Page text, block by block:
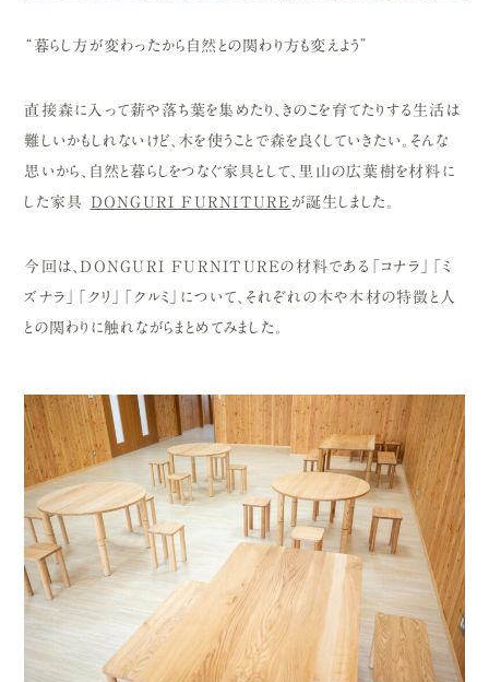
“暮らし方が変わったから自然との関わり方も変えよう”
直接森に入って薪や落ち葉を集めたり、きのこを育てたりする生活は
難しいかもしれないけど、木を使うことで森を良くしていきたい。そんな
思いから、自然と暮らしをつなぐ家具として、里山の広葉樹を材料に
した家具
DONGURI FURNITURE が誕生しました。
今回は、DONGURI FURNITUREの材料である「コナラ」「ミ
ズナラ」「クリ」「クルミ」について、それぞれの木や木材の特徴と人
との関わりに触れながらまとめてみました。